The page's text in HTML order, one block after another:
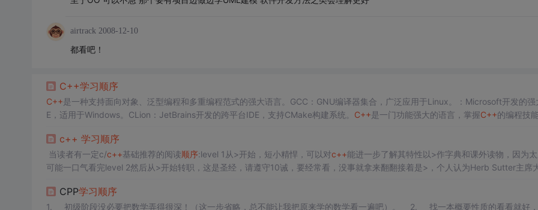
airtrack 2008-12-10
都看吧！
C++学习顺序
C++是一种支持面向对象、泛型编程和多重编程范式的强大语言。GCC：GNU编译器集合，广泛应用于Linux。：Microsoft开发的强
E，适用于Windows。CLion：JetBrains开发的跨平台IDE，支持CMake构建系统。 C++是一门功能强大的语言，掌握C++的编程技
过程中占有重要位置。
c++ 学习顺序
当读者有一定c/c++基础推荐的阅读顺序:level 1从>开始，短小精悍，可以对c++能进一步了解其特性以>作字典和课外读物，因为
可能一口气看完level 2然后从>开始转职，这是圣经，请遵守10诫，要经常看，没事就拿来翻翻接着是>，个人认为Herb Sutter主席
CPP学习顺序
1. 初级阶段没必要把数学弄得很深！（这一步省略，总不能让我把原来学的数学看一遍吧）。 2. 找一本概要性质的看看就好